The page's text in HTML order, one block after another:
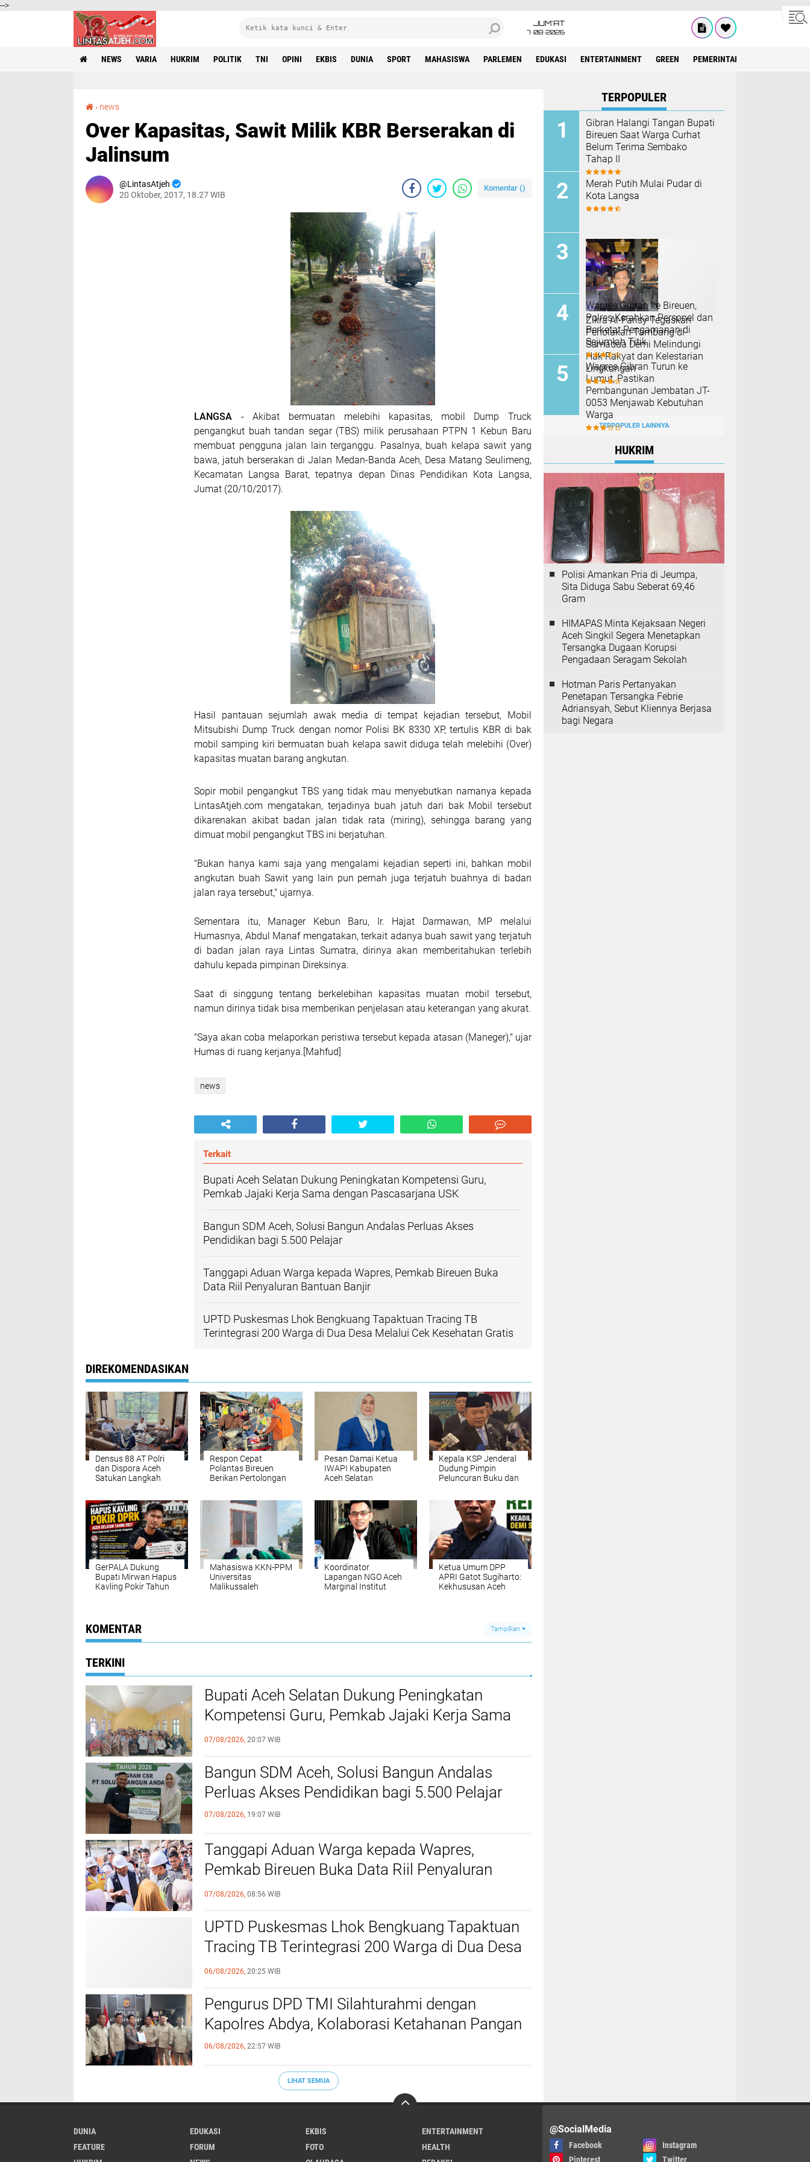
-->
JUM'AT
7•08•2026
NEWS VARIA HUKRIM POLITIK TNI OPINI EKBIS DUNIA SPORT MAHASISWA PARLEMEN EDUKASI ENTERTAINMENT GREEN PEMERINTAH ACEH
› news
Over Kapasitas, Sawit Milik KBR Berserakan di
Jalinsum
LintasAtjeh
20 Oktober, 2017, 18.27 WIB
Komentar ()
LANGSA - Akibat bermuatan melebihi kapasitas, mobil Dump Truck
pengangkut buah tandan segar (TBS) milik perusahaan PTPN 1 Kebun Baru
membuat pengguna jalan lain terganggu. Pasalnya, buah kelapa sawit yang
bawa, jatuh berserakan di Jalan Medan-Banda Aceh, Desa Matang Seulimeng,
Kecamatan Langsa Barat, tepatnya depan Dinas Pendidikan Kota Langsa,
Jumat (20/10/2017).
Hasil pantauan sejumlah awak media di tempat kejadian tersebut, Mobil
Mitsubishi Dump Truck dengan nomor Polisi BK 8330 XP, tertulis KBR di bak
mobil samping kiri bermuatan buah kelapa sawit diduga telah melebihi (Over)
kapasitas muatan barang angkutan.
Sopir mobil pengangkut TBS yang tidak mau menyebutkan namanya kepada
LintasAtjeh.com mengatakan, terjadinya buah jatuh dari bak Mobil tersebut
dikarenakan akibat badan jalan tidak rata (miring), sehingga barang yang
dimuat mobil pengangkut TBS ini berjatuhan.
"Bukan hanya kami saja yang mengalami kejadian seperti ini, bahkan mobil
angkutan buah Sawit yang lain pun pernah juga terjatuh buahnya di badan
jalan raya tersebut," ujarnya.
Sementara itu, Manager Kebun Baru, Ir. Hajat Darmawan, MP melalui
Humasnya, Abdul Manaf mengatakan, terkait adanya buah sawit yang terjatuh
di badan jalan raya Lintas Sumatra, dirinya akan memberitahukan terlebih
dahulu kepada pimpinan Direksinya.
Saat di singgung tentang berkelebihan kapasitas muatan mobil tersebut,
namun dirinya tidak bisa memberikan penjelasan atau keterangan yang akurat.
"Saya akan coba melaporkan peristiwa tersebut kepada atasan (Maneger)," ujar
Humas di ruang kerjanya.[Mahfud]
news
Terkait
Bupati Aceh Selatan Dukung Peningkatan Kompetensi Guru,
Pemkab Jajaki Kerja Sama dengan Pascasarjana USK
‎Bangun SDM Aceh, Solusi Bangun Andalas Perluas Akses
Pendidikan bagi 5.500 Pelajar ‎
Tanggapi Aduan Warga kepada Wapres, Pemkab Bireuen Buka
Data Riil Penyaluran Bantuan Banjir
UPTD Puskesmas Lhok Bengkuang Tapaktuan ‎Tracing TB
Terintegrasi 200 Warga di Dua Desa Melalui Cek Kesehatan Gratis
DIREKOMENDASIKAN
Densus 88 AT Polri
dan Dispora Aceh
Satukan Langkah
IRET
Respon Cepat
Polantas Bireuen
Berikan Pertolongan
‎Pesan Damai Ketua
IWAPI Kabupaten
Aceh Selatan
21
Kepala KSP Jenderal
Dudung Pimpin
Peluncuran Buku dan
Perekonomian
Nasional
GerPALA Dukung
Bupati Mirwan Hapus
Kavling Pokir Tahun
Mahasiswa KKN-PPM
Universitas
Malikussaleh
Drien
Koordinator
Lapangan NGO Aceh
Marginal Institut
Ketua Umum DPP
APRI Gatot Sugiharto:
Kekhususan Aceh
KOMENTAR Tampilkan
TERKINI
Bupati Aceh Selatan Dukung Peningkatan
Kompetensi Guru, Pemkab Jajaki Kerja Sama
dengan Pascasarjana USK
07/08/2026, 20:07 WIB
‎Bangun SDM Aceh, Solusi Bangun Andalas
Perluas Akses Pendidikan bagi 5.500 Pelajar ‎
07/08/2026, 19:07 WIB
Tanggapi Aduan Warga kepada Wapres,
Pemkab Bireuen Buka Data Riil Penyaluran
Bantuan Banjir
07/08/2026, 08:56 WIB
UPTD Puskesmas Lhok Bengkuang Tapaktuan
‎Tracing TB Terintegrasi 200 Warga di Dua Desa
Melalui Cek Kesehatan Gratis
06/08/2026, 20:25 WIB
Pengurus DPD TMI Silahturahmi dengan
Kapolres Abdya, Kolaborasi Ketahanan Pangan
06/08/2026, 22:57 WIB
LIHAT SEMUA
TERPOPULER
Gibran Halangi Tangan Bupati
Bireuen Saat Warga Curhat
Belum Terima Sembako
Tahap II
Merah Putih Mulai Pudar di
Kota Langsa
Zikra Al-Farisy Tegaskan
Penolakan Tambang di
Samadua Demi Melindungi
Hak Rakyat dan Kelestarian
Lingkungan
Wapres Gibran ke Bireuen,
Polres Kerahkan Personel dan
Perketat Pengamanan di
Sejumlah Titik
Wapres Gibran Turun ke
Lumut, Pastikan
Pembangunan Jembatan JT-
0053 Menjawab Kebutuhan
Warga
TERPOPULER LAINNYA
HUKRIM
Polisi Amankan Pria di Jeumpa,
Sita Diduga Sabu Seberat 69,46
Gram
HIMAPAS Minta Kejaksaan Negeri
Aceh Singkil Segera Menetapkan
Tersangka Dugaan Korupsi
Pengadaan Seragam Sekolah
Hotman Paris Pertanyakan
Penetapan Tersangka Febrie
Adriansyah, Sebut Kliennya Berjasa
bagi Negara
DUNIA EDUKASI EKBIS
ENTERTAINMENT
FEATURE
FORUM FOTO
HEALTH
@SocialMedia
Facebook
Instagram
Pinterest
Twitter